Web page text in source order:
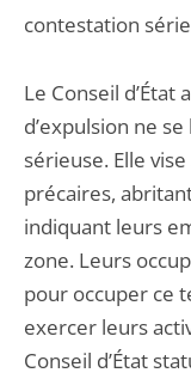
contestation
Le Conseil
d’expulsion ne
sérieuse. Elle
précaires,
indiquant leurs
zone. Leurs
pour occuper ce
exercer leurs
Conseil d’État